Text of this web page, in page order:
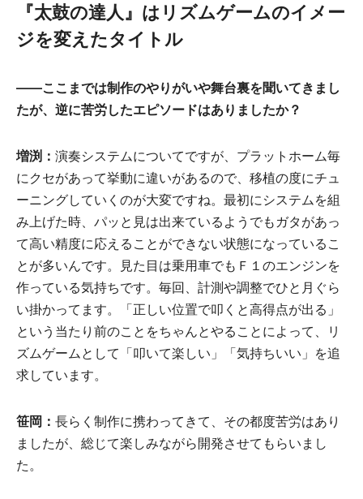
『太鼓の達人』はリズムゲームのイメー
ジを変えたタイトル
――ここまでは制作のやりがいや舞台裏を聞いてきまし
たが、逆に苦労したエピソードはありましたか？
増渕： 演奏システムについてですが、プラットホーム毎
にクセがあって挙動に違いがあるので、移植の度にチュ
ーニングしていくのが大変ですね。最初にシステムを組
み上げた時、パッと見は出来ているようでもガタがあっ
て高い精度に応えることができない状態になっているこ
とが多いんです。見た目は乗用車でもＦ１のエンジンを
作っている気持ちです。毎回、計測や調整でひと月ぐら
い掛かってます。「正しい位置で叩くと高得点が出る」
という当たり前のことをちゃんとやることによって、リ
ズムゲームとして「叩いて楽しい」「気持ちいい」を追
求しています。
笹岡： 長らく制作に携わってきて、その都度苦労はあり
ましたが、総じて楽しみながら開発させてもらいまし
た。